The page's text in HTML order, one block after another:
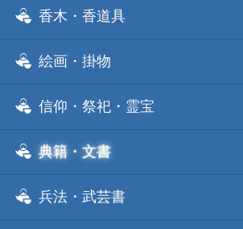
香木・香道具
絵画・掛物
信仰・祭祀・霊宝
典籍・文書
兵法・武芸書
城 地域分類
合戦 地域分類
事変 地域分類
逸話 分類一覧
戦国ニュース